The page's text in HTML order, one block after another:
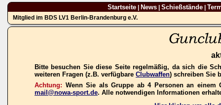
Startseite| News| Schießstände|
Mitglied im BDS LV1 Berlin-Brandenburg e.V.
Bitte besuchen Sie diese Seite regelmäßig, da sich die
weiteren Fragen (z.B. verfügbare Clubwaffen) schreiben Sie
Achtung: Wenn Sie als Gruppe ab 4 Personen an
mail@nowa-sport.de. Alle notwendigen Informationen